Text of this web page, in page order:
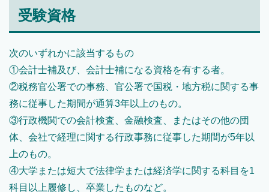
受験資格
次のいずれかに該当するもの
①会計士補及び、会計士補になる資格を有する者。
②税務官公署での事務、官公署で国税・地方税に関する事
務に従事した期間が通算3年以上のもの。
③行政機関での会計検査、金融検査、またはその他の団
体、会社で経理に関する行政事務に従事した期間が5年以
上のもの。
④大学または短大で法律学または経済学に関する科目を1
科目以上履修し、卒業したものなど。